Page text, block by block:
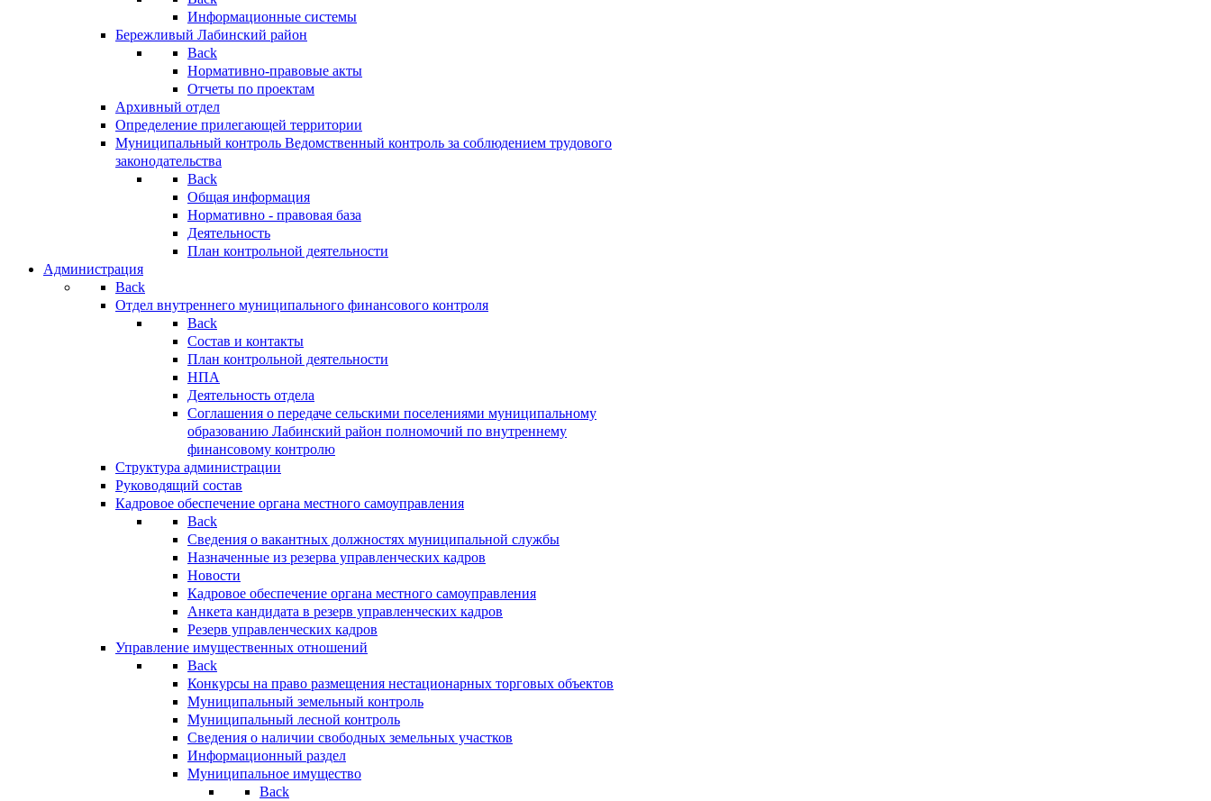
Информационные системы
Бережливый Лабинский район
Back
Нормативно-правовые акты
Отчеты по проектам
Архивный отдел
Определение прилегающей территории
Муниципальный контроль Ведомственный контроль за соблюдением трудового
законодательства
Back
Общая информация
Нормативно - правовая база
Деятельность
План контрольной деятельности
Администрация
Back
Отдел внутреннего муниципального финансового контроля
Back
Состав и контакты
План контрольной деятельности
НПА
Деятельность отдела
Соглашения о передаче сельскими поселениями муниципальному
образованию Лабинский район полномочий по внутреннему
финансовому контролю
Структура администрации
Руководящий состав
Кадровое обеспечение органа местного самоуправления
Back
Сведения о вакантных должностях муниципальной службы
Назначенные из резерва управленческих кадров
Новости
Кадровое обеспечение органа местного самоуправления
Анкета кандидата в резерв управленческих кадров
Резерв управленческих кадров
Управление имущественных отношений
Back
Конкурсы на право размещения нестационарных торговых объектов
Муниципальный земельный контроль
Муниципальный лесной контроль
Сведения о наличии свободных земельных участков
Информационный раздел
Муниципальное имущество
Back